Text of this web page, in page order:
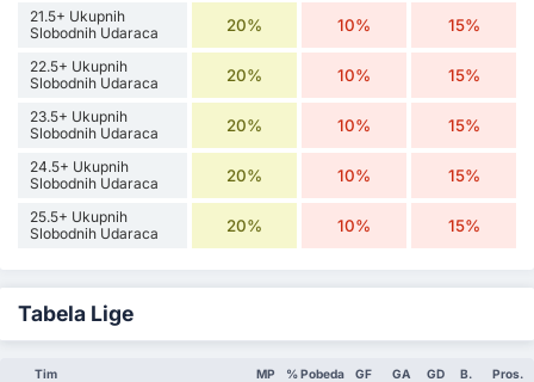
21.5+ Ukupnih
Slobodnih Udaraca
20% 10% 15%
22.5+ Ukupnih
Slobodnih Udaraca
20% 10% 15%
23.5+ Ukupnih
Slobodnih Udaraca
20% 10% 15%
24.5+ Ukupnih
Slobodnih Udaraca
20% 10% 15%
25.5+ Ukupnih
Slobodnih Udaraca
20% 10% 15%
Tabela Lige
Tim MP % Pobeda GF GA GD B. Pros.